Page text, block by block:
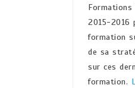
Formations
2015-2016
formation
de sa
sur ces
formation.